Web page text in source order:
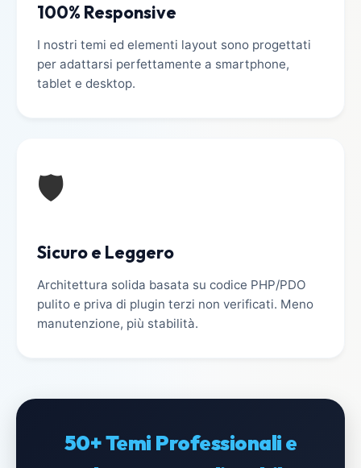
100% Responsive
I nostri temi ed elementi layout sono progettati
per adattarsi perfettamente a smartphone,
tablet e desktop.
🛡️
Sicuro e Leggero
Architettura solida basata su codice PHP/PDO
pulito e priva di plugin terzi non verificati. Meno
manutenzione, più stabilità.
50+ Temi Professionali e